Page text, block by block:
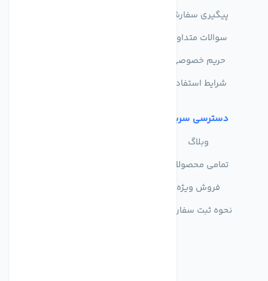
پیگیری سفارش
سوالات متداول
حریم خصوصی
شرایط استفاده
دسترسی سریع
وبلاگ
تمامی محصولات
فروش ویژه
نحوه ثبت سفارش